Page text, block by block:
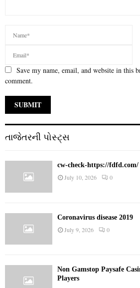
Save my name, email, and website in this
comment.
તાજેતરની પોસ્ટ્સ
cw-check-https://fdfd.com/
July 10, 2026 0
Coronavirus disease 2019
July 9, 2026 0
Non Gamstop Paysafe
Players